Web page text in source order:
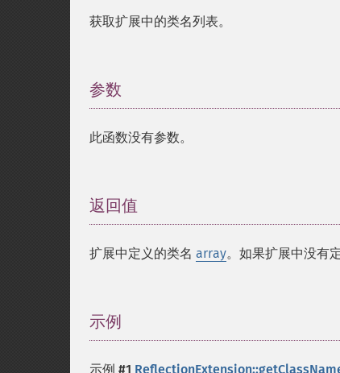
获取扩展中的类名列表。
参数
此函数没有参数。
返回值
扩展中定义的类名 array。如果扩展中没有
示例
示例 #1